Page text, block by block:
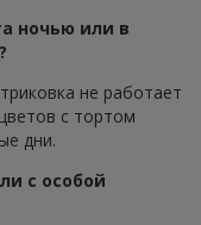
ночью или в
не работает
с тортом
дни.
с особой